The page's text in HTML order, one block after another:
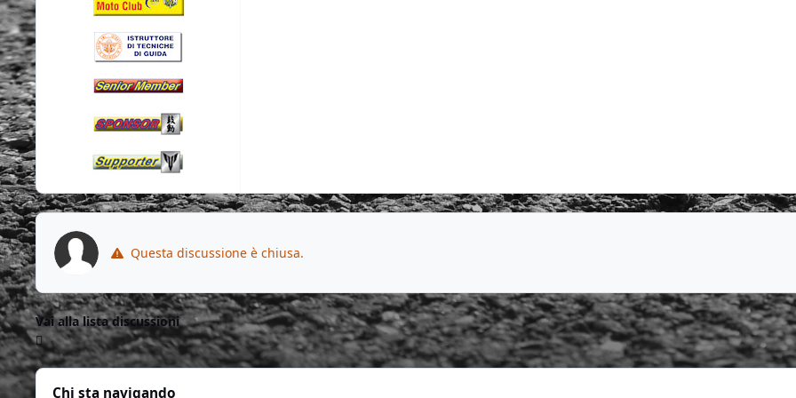
Questa discussione è chiusa.
Vai alla lista discussioni
Chi sta navigando